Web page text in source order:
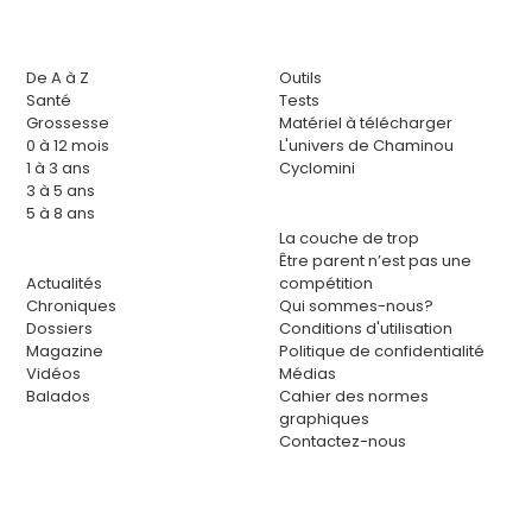
De A à Z
Santé
Grossesse
0 à 12 mois
1 à 3 ans
3 à 5 ans
5 à 8 ans
Actualités
Chroniques
Dossiers
Magazine
Vidéos
Balados
Outils
Tests
Matériel à télécharger
L'univers de Chaminou
Cyclomini
La couche de trop
Être parent n’est pas une
compétition
Qui sommes-nous?
Conditions d'utilisation
Politique de confidentialité
Médias
Cahier des normes
graphiques
Contactez-nous